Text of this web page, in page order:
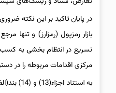
بازار رمزپول (رمزارز) و تنها
مرکزی اقدامات مربوطه را در